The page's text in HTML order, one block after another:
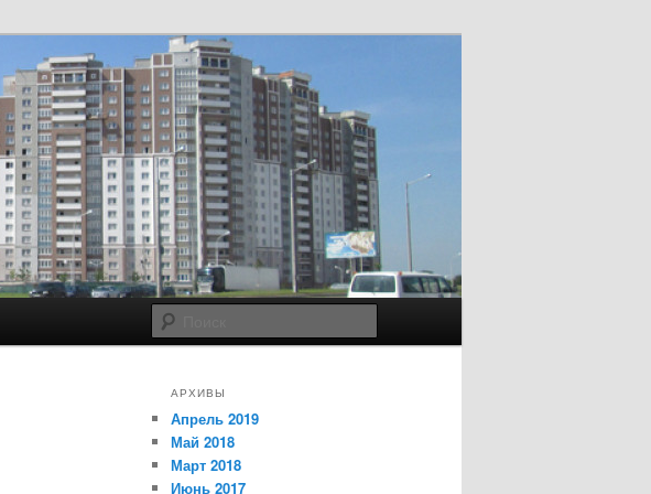
АРХИВЫ
Апрель 2019
Май 2018
Март 2018
Июнь 2017